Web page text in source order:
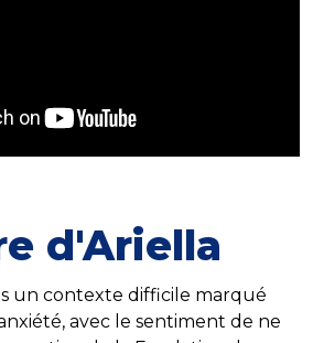
d'Ariella
un contexte difficile marqué
avec le sentiment de ne